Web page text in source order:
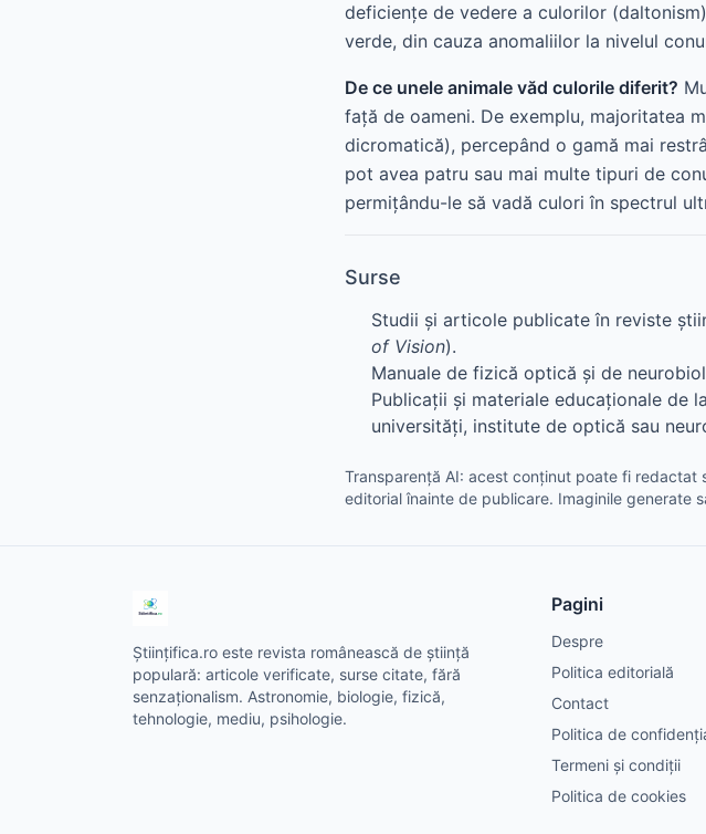
deficiențe de vedere a culorilor
verde, din cauza anomaliilor la nivelul
De ce unele animale văd culorile diferit?
față de oameni. De exemplu, majoritatea
dicromatică), percepând o gamă mai
pot avea patru sau mai multe tipuri de
permițându-le să vadă culori în spectrul
Surse
Studii și articole publicate în reviste
of Vision).
Manuale de fizică optică și de
Publicații și materiale educaționale de
universități, institute de optică sau
Transparență AI: acest conținut poate fi
editorial înainte de publicare. Imaginile generate
Științifica.ro este revista românească de știință
populară: articole verificate, surse citate, fără
senzaționalism. Astronomie, biologie, fizică,
tehnologie, mediu, psihologie.
Pagini
Despre
Politica editorială
Contact
Politica de
Termeni și condiții
Politica de cookies